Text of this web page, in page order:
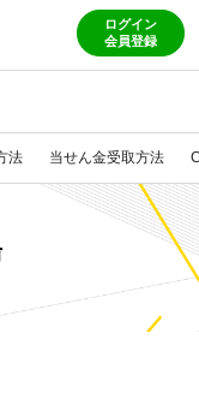
ログイン
会員登録
法 当せん金受取方法